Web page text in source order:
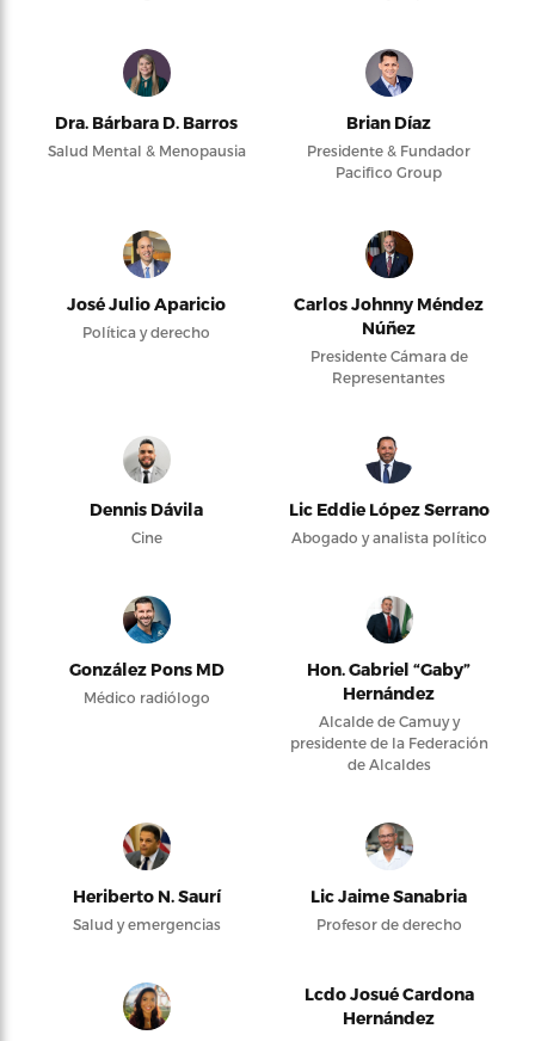
Dra. Bárbara D. Barros
Salud Mental & Menopausia
Brian Díaz
Presidente & Fundador
Pacifico Group
José Julio Aparicio
Política y derecho
Carlos Johnny Méndez
Núñez
Presidente Cámara de
Representantes
Dennis Dávila
Cine
Lic Eddie López Serrano
Abogado y analista político
González Pons MD
Médico radiólogo
Hon. Gabriel “Gaby”
Hernández
Alcalde de Camuy y
presidente de la Federación
de Alcaldes
Heriberto N. Saurí
Salud y emergencias
Lic Jaime Sanabria
Profesor de derecho
Lcdo Josué Cardona
Hernández